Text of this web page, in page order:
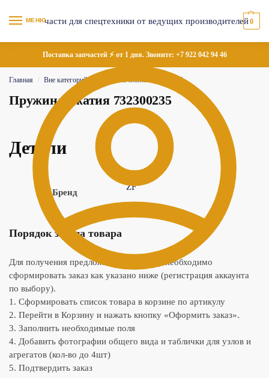
МЕНЮ 0
Поставка запчастей ⚡ от 1 дня. Звоните: +7 922 042 94 46
Главная / Вне категорий Пружина сжатия 732300235
Пружина сжатия 732300235
Детали
Бренд
ZF
Порядок заказа товара
Для получения предложения по товару необходимо
сформировать заказ как указано ниже (регистрация аккаунта
по выбору).
1. Сформировать список товара в корзине по артикулу
2. Перейти в Корзину и нажать кнопку «Оформить заказ».
3. Заполнить необходимые поля
4. Добавить фотографии общего вида и таблички для узлов и
агрегатов (кол-во до 4шт)
5. Подтвердить заказ